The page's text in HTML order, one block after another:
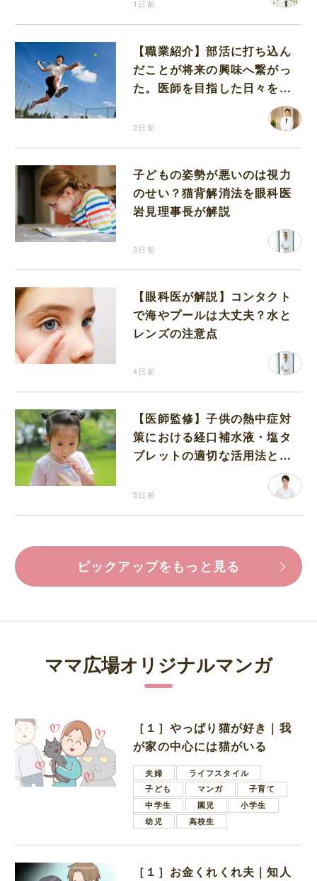
1日前
【職業紹介】部活に打ち込ん
だことが将来の興味へ繋がっ
た。医師を目指した日々を振
2日前
子どもの姿勢が悪いのは視力
のせい？猫背解消法を眼科医
岩見理事長が解説
3日前
【眼科医が解説】コンタクト
で海やプールは大丈夫？水と
レンズの注意点
4日前
【医師監修】子供の熱中症対
策における経口補水液・塩タ
ブレットの適切な活用法と水
5日前
ピックアップをもっと見る
ママ広場オリジナルマンガ
［１］やっぱり猫が好き｜我
が家の中心には猫がいる
夫婦
ライフスタイル
子ども
マンガ
子育て
中学生
園児
小学生
幼児
高校生
［１］お金くれくれ夫｜知人